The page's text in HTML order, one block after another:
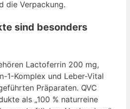
die Verpackung.
sind besonders
Lactoferrin 200 mg,
1-Komplex und Leber-Vital
Präparaten. QVC
als „100 % naturreine